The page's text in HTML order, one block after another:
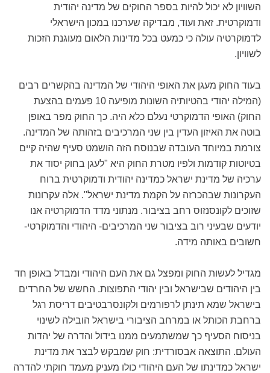
השוויון לא יכול להיות בספר החוקים של מדינה יהודית
ודמוקרטית. זאת ועוד, מבדיקה שערכנו במכון הישראלי
לדמוקרטיה עולה כי כמעט בכל מדינות הלאום מעוגנת הזכות
לשוויון.
בעוד החוק מעגן את האופי היהודי של המדינה בהקשרים רבים
(המילה יהודי בהטיותיה השונות מופיעה 10 פעמים בהצעת
החוק) האופי הדמוקרטי נעלם כלא היה. כך החוק מפר באופן
בוטה את האיזון העדין בין שני המרכיבים בזהותה של המדינה.
צורמת במיוחד העובדה שבנוסח הזה הושמט סעיף שהיה קיים
בטיוטות קודמות ולפיו מטרת החוק היא "לעגן בחוק יסוד את
ערכיה של מדינת ישראל כמדינה יהודית ודמוקרטית ברוח
העקרונות שבהכרזה על הקמת מדינת ישראל". אלה עקרונות
שזוכים לקונסנזוס רחב בציבור. מנתוני מדד הדמוקרטיה אנו
יודעים שבעיני רוב בציבור שני המרכיבים- היהודי והדמוקרטי-
חשובים באותה מידה.
מגדיל לעשות החוק ומפצל גם את העם היהודי ומבדל באופן חד
בין היהודים שבישראל ובין יהודי התפוצות. החשש של החרדים
בישראל שמא תינתן לרפורמים ולקונסרבטיבים דריסת רגל
ברחבת הכותל או במרחב הציבורי בישראל הובילה לשינוי
בניסוח הסעיף כך שמשתמעים ממנו בידול והדרה של יהדות
העולם. התוצאה אבסורדית: חוק שמבקש לבצר את מדינת
ישראל כמדינתו של העם היהודי כולו מעניק מעמד חוקתי להדרה